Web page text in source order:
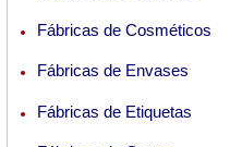
Fábricas de Cosméticos
Fábricas de Envases
Fábricas de Etiquetas